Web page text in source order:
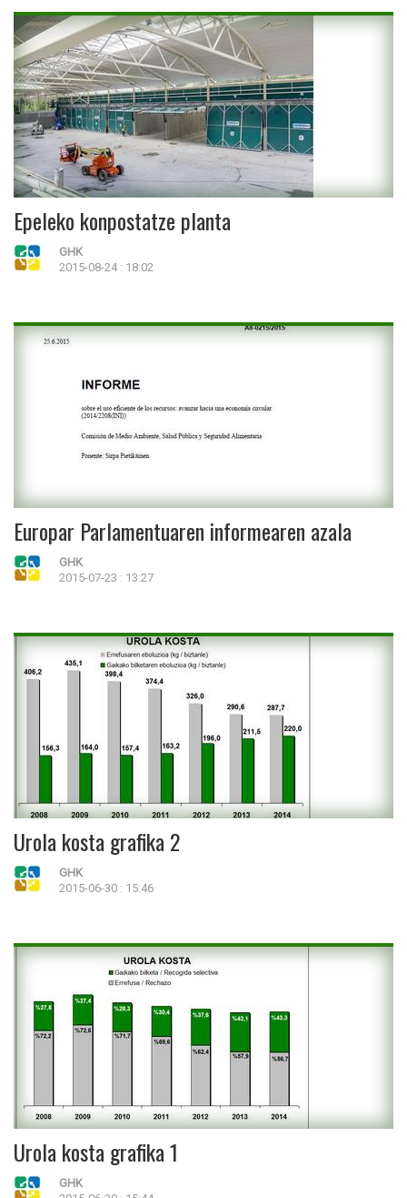
Epeleko konpostatze planta
GHK
2015-08-24 : 18:02
Europar Parlamentuaren informearen azala
GHK
2015-07-23 : 13:27
Urola kosta grafika 2
GHK
2015-06-30 : 15:46
Urola kosta grafika 1
GHK